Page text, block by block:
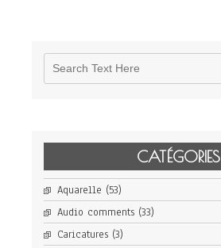
CATÉGORIES
Aquarelle (53)
Audio comments (33)
Caricatures (3)